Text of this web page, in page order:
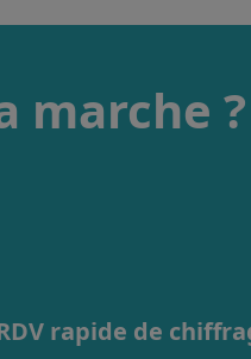
marche ?
rapide de